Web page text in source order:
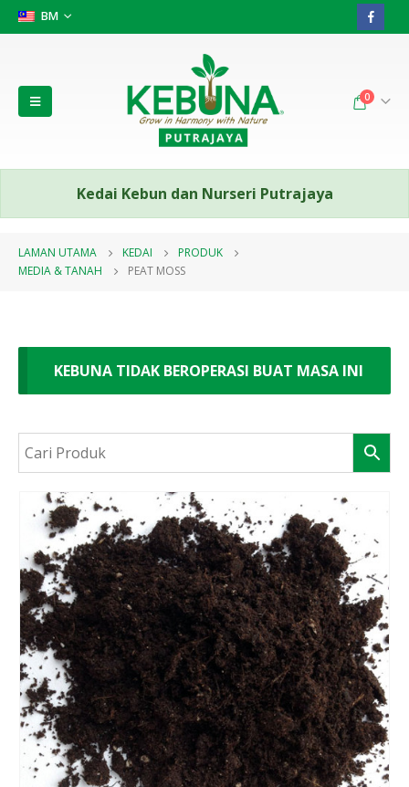
BM
0
Kedai Kebun dan Nurseri Putrajaya
LAMAN UTAMA KEDAI
PRODUK
MEDIA & TANAH
PEAT MOSS
KEBUNA TIDAK BEROPERASI BUAT MASA INI